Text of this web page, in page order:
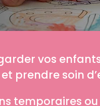
vos
prendre soin
temporaires